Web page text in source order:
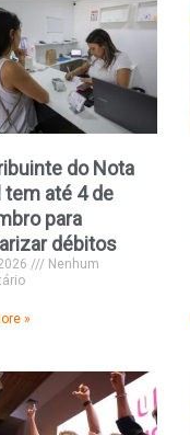
do Nota
tem até 4 de
para
débitos
Nenhum
»